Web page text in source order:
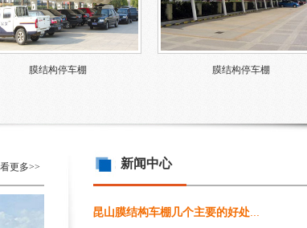
膜结构停车棚 膜结构停车棚
更多>> 新闻中心
昆山膜结构车棚几个主要的好处